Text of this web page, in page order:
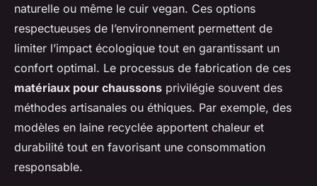
naturelle ou même le cuir vegan. Ces options
respectueuses de l’environnement permettent de
limiter l’impact écologique tout en garantissant un
confort optimal. Le processus de fabrication de ces
matériaux pour chaussons privilégie souvent des
méthodes artisanales ou éthiques. Par exemple, des
modèles en laine recyclée apportent chaleur et
durabilité tout en favorisant une consommation
responsable.